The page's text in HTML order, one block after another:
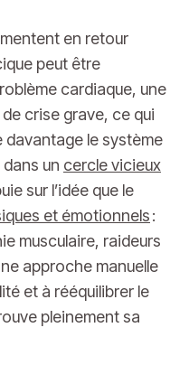
en retour
peut être
cardiaque, une
crise grave, ce qui
le système
un cercle vicieux
sur l’idée que le
et émotionnels:
musculaire, raideurs
approche manuelle
et à rééquilibrer le
pleinement sa